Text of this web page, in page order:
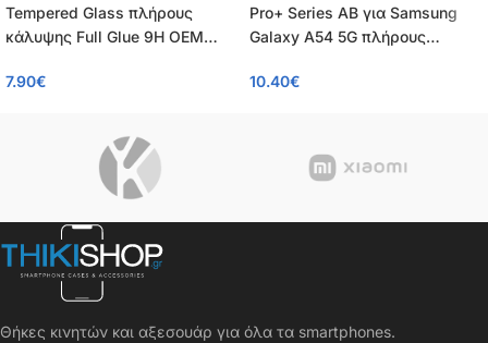
Tempered Glass πλήρους
κάλυψης Full Glue 9H OEM
A54 5G
7.90€
Pro+ Series AB για Samsung
Galaxy A54 5G πλήρους
Tempered Glass 9H
10.40€
Θήκες κινητών και αξεσουάρ για όλα τα smartphones.